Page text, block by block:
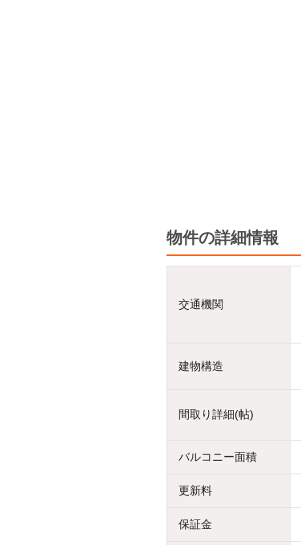
物件の詳細情報
交通機関
建物構造
間取り詳細(帖)
バルコニー面積
更新料
保証金